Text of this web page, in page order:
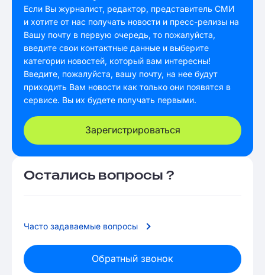
Если Вы журналист, редактор, представитель СМИ
и хотите от нас получать новости и пресс-релизы на
Вашу почту в первую очередь, то пожалуйста,
введите свои контактные данные и выберите
категории новостей, который вам интересны!
Введите, пожалуйста, вашу почту, на нее будут
приходить Вам новости как только они появятся в
сервисе. Вы их будете получать первыми.
Зарегистрироваться
Остались вопросы ?
Часто задаваемые вопросы
Обратный звонок